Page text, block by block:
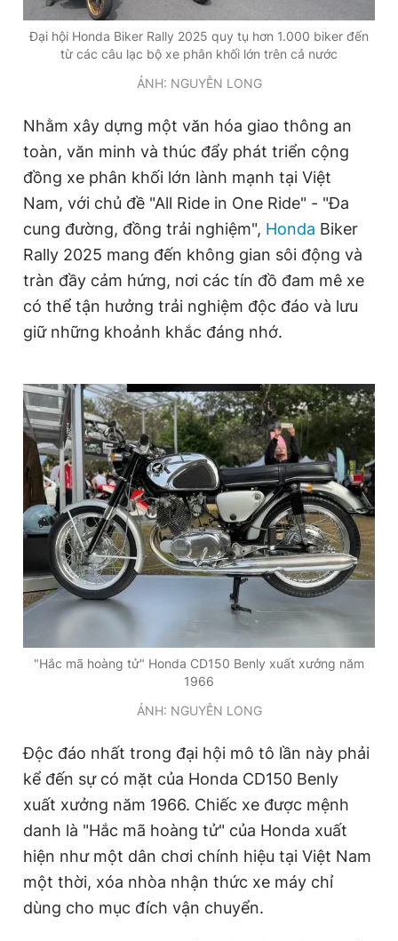
Tổng biên tập: Nguyễn Ngọc Toàn
Phó tổng biên tập thường trực: Hải Thành
Phó tổng biên tập: Lâm Hiếu Dũng
Tổng thư ký tòa soạn: Đức Trung
Giấy phép xuất bản số 110/GP - BTTTT cấp ngày 24.3.2020
© 2003-2026 Bản quyền thuộc về Báo Thanh Niên. Cấm sao
chép dưới mọi hình thức nếu không có sự chấp thuận bằng văn
bản. Phát triển bởi ePi Technologies, JSC.
Đại hội Honda Biker Rally 2025 quy tụ hơn 1.000 biker đến
từ các câu lạc bộ xe phân khối lớn trên cả nước
ẢNH: NGUYỄN LONG
Nhằm xây dựng một văn hóa giao thông an
toàn, văn minh và thúc đẩy phát triển cộng
đồng xe phân khối lớn lành mạnh tại Việt
Nam, với chủ đề "All Ride in One Ride" - "Đa
cung đường, đồng trải nghiệm", Honda Biker
Rally 2025 mang đến không gian sôi động và
tràn đầy cảm hứng, nơi các tín đồ đam mê xe
có thể tận hưởng trải nghiệm độc đáo và lưu
giữ những khoảnh khắc đáng nhớ.
"Hắc mã hoàng tử" Honda CD150 Benly xuất xưởng năm
1966
ẢNH: NGUYỄN LONG
Độc đáo nhất trong đại hội mô tô lần này phải
kể đến sự có mặt của Honda CD150 Benly
xuất xưởng năm 1966. Chiếc xe được mệnh
danh là "Hắc mã hoàng tử" của Honda xuất
hiện như một dân chơi chính hiệu tại Việt Nam
một thời, xóa nhòa nhận thức xe máy chỉ
dùng cho mục đích vận chuyển.